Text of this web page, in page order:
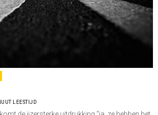
LEESTIJD